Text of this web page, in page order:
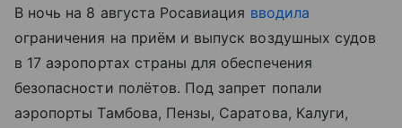
В ночь на 8 августа Росавиация вводила
ограничения на приём и выпуск воздушных судов
в 17 аэропортах страны для обеспечения
безопасности полётов. Под запрет попали
аэропорты Тамбова, Пензы, Саратова, Калуги,